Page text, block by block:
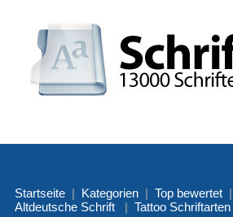
Startseite | Kategorien | Top bewertet |
Altdeutsche Schrift | Tattoo Schriftarten